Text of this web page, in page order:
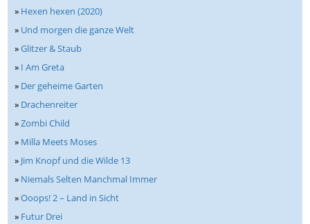
» Hexen hexen (2020)
» Und morgen die ganze Welt
»Glitzer & Staub
» I Am Greta
» Der geheime Garten
» Drachenreiter
»Zombi Child
» Milla Meets Moses
» Jim Knopf und die Wilde 13
» Niemals Selten Manchmal Immer
»Ooops! 2 – Land in Sicht
» Futur Drei